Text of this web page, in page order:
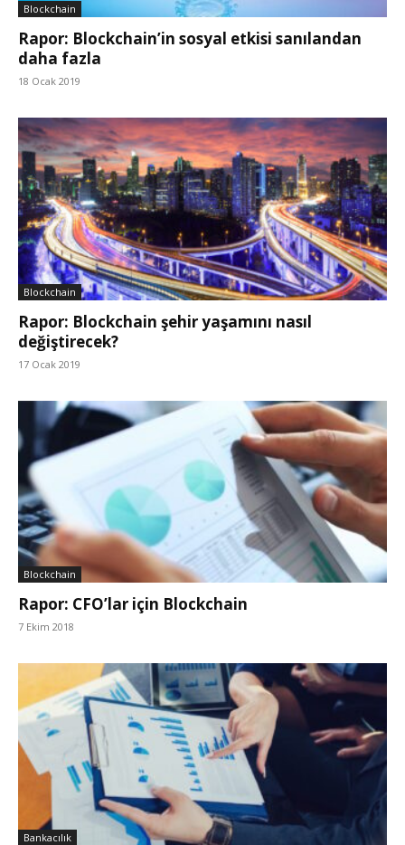
Blockchain
Rapor: Blockchain’in sosyal etkisi sanılandan
daha fazla
18 Ocak 2019
Blockchain
Rapor: Blockchain şehir yaşamını nasıl
değiştirecek?
17 Ocak 2019
Blockchain
Rapor: CFO’lar için Blockchain
7 Ekim 2018
Bankacılık